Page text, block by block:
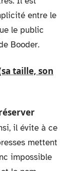
entre le
le public
Booder.
taille, son
il évite à ce
mettent
impossible